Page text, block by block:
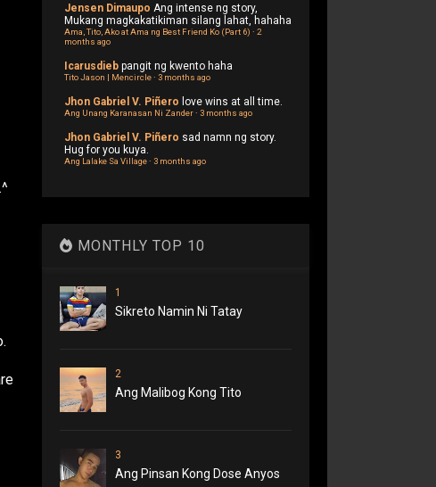
Jensen Dimaupo Ang intense ng story,
Mukang magkakatikiman silang lahat, hahaha
Ama, Tito, Ako at Ama ng Best Friend Ko (Part 6) · 2
months ago
Icarusdieb pangit ng kwento haha
Tito Jason | Mencircle· 3 months ago
Jhon Gabriel V. Piñero love wins at all time.
Ang Unang Karanasan Ni Zander· 3 months ago
Jhon Gabriel V. Piñero sad namn ng story.
Hug for you kuya.
Ang Lalake Sa Village· 3 months ago
MONTHLY TOP 10
1
Sikreto Namin Ni Tatay
2
Ang Malibog Kong Tito
3
Ang Pinsan Kong Dose Anyos